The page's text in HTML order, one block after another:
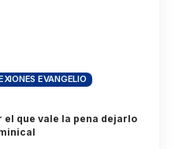
EVANGELIO
el que vale la pena dejarlo